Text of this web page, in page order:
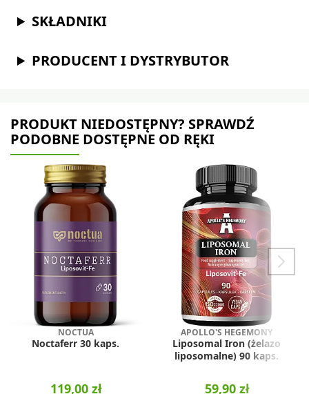
SKŁADNIKI
PRODUCENT I DYSTRYBUTOR
PRODUKT NIEDOSTĘPNY? SPRAWDŹ
PODOBNE DOSTĘPNE OD RĘKI
NOCTUA
Noctaferr 30 kaps.
119,00 zł
APOLLO'S HEGEMONY
Liposomal Iron (żelazo
liposomalne) 90 kaps.
59,90 zł